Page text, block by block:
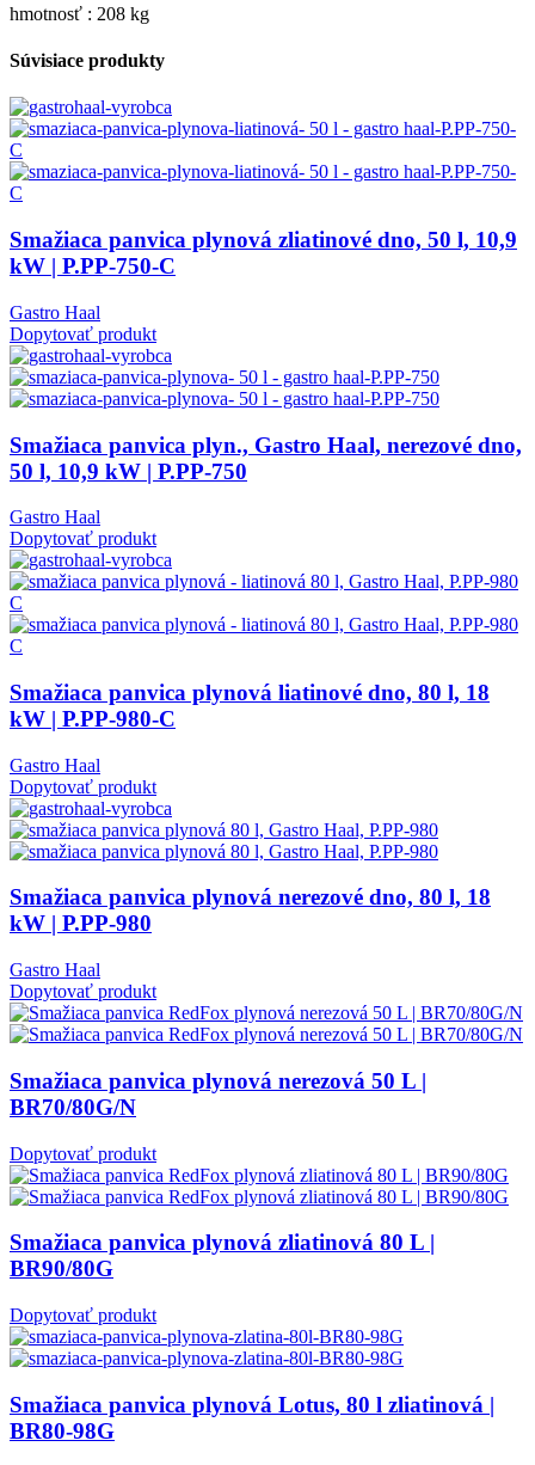
hmotnosť : 208 kg
Súvisiace produkty
Smažiaca panvica plynová zliatinové dno, 50 l, 10,9
kW | P.PP-750-C
Gastro Haal
Dopytovať produkt
Smažiaca panvica plyn., Gastro Haal, nerezové dno,
50 l, 10,9 kW | P.PP-750
Gastro Haal
Dopytovať produkt
Smažiaca panvica plynová liatinové dno, 80 l, 18
kW | P.PP-980-C
Gastro Haal
Dopytovať produkt
Smažiaca panvica plynová nerezové dno, 80 l, 18
kW | P.PP-980
Gastro Haal
Dopytovať produkt
Smažiaca panvica plynová nerezová 50 L |
BR70/80G/N
Dopytovať produkt
Smažiaca panvica plynová zliatinová 80 L |
BR90/80G
Dopytovať produkt
Smažiaca panvica plynová Lotus, 80 l zliatinová |
BR80-98G